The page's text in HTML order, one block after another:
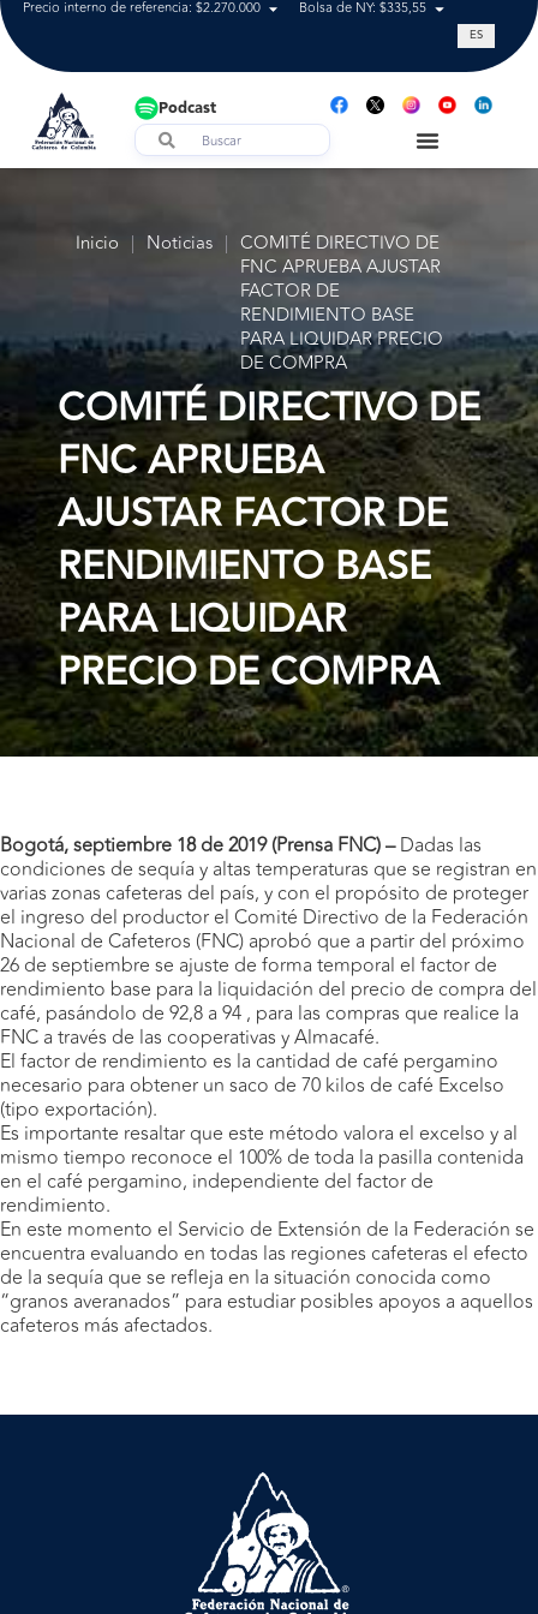
Precio interno de referencia: $2.270.000 Bolsa de NY: $335,55 Tasa de
ES
Podcast
Inicio | Noticias | COMITÉ DIRECTIVO DE
FNC APRUEBA AJUSTAR
FACTOR DE
RENDIMIENTO BASE
PARA LIQUIDAR PRECIO
DE COMPRA
COMITÉ DIRECTIVO DE
FNC APRUEBA
AJUSTAR FACTOR DE
RENDIMIENTO BASE
PARA LIQUIDAR
PRECIO DE COMPRA
Bogotá, septiembre 18 de 2019 (Prensa FNC) –Dadas las
condiciones de sequía y altas temperaturas que se registran en
varias zonas cafeteras del país, y con el propósito de proteger
el ingreso del productor el Comité Directivo de la Federación
Nacional de Cafeteros (FNC) aprobó que a partir del próximo
26 de septiembre se ajuste de forma temporal el factor de
rendimiento base para la liquidación del precio de compra del
café, pasándolo de 92,8 a 94 , para las compras que realice la
FNC a través de las cooperativas y Almacafé.
El factor de rendimiento es la cantidad de café pergamino
necesario para obtener un saco de 70 kilos de café Excelso
(tipo exportación).
Es importante resaltar que este método valora el excelso y al
mismo tiempo reconoce el 100% de toda la pasilla contenida
en el café pergamino, independiente del factor de
rendimiento.
En este momento el Servicio de Extensión de la Federación se
encuentra evaluando en todas las regiones cafeteras el efecto
de la sequía que se refleja en la situación conocida como
“granos averanados” para estudiar posibles apoyos a aquellos
cafeteros más afectados.